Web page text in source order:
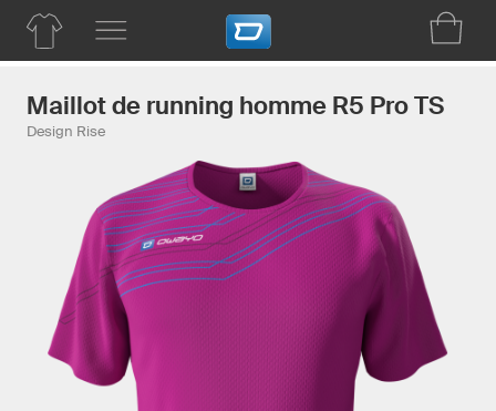
Maillot de running homme R5 Pro TS
Design Rise